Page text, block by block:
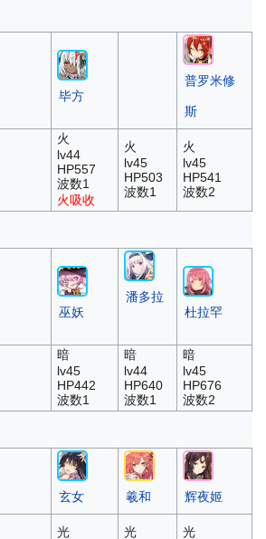
毕方
普罗米修
斯
火
lv44
HP557
波数1
火吸收
火
lv45
HP503
波数1
火
lv45
HP541
波数2
巫妖
潘多拉
杜拉罕
暗
lv45
HP442
波数1
暗
lv44
HP640
波数1
暗
lv45
HP676
波数2
玄女
羲和 辉夜姬
光
光
光